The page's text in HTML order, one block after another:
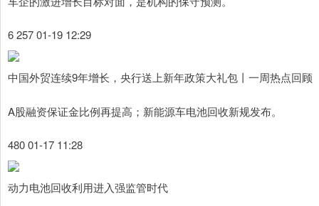
6 257 01-19 12:29
中国外贸连续9年增长，央行送上新年政策大礼包丨一周热点回顾
A股融资保证金比例再提高；新能源车电池回收新规发布。
480 01-17 11:28
动力电池回收利用进入强监管时代